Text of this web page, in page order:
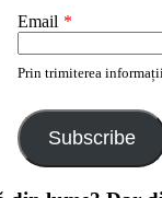
Email *
Prin trimiterea
Subscribe